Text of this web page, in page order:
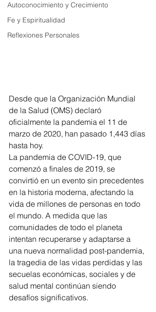
Autoconocimiento y Crecimiento
Fe y Espiritualidad
Reflexiones Personales
Desde que la Organización Mundial
de la Salud (OMS) declaró
oficialmente la pandemia el 11 de
marzo de 2020, han pasado 1,443 días
hasta hoy. ​
La pandemia de COVID-19, que
comenzó a finales de 2019, se
convirtió en un evento sin precedentes
en la historia moderna, afectando la
vida de millones de personas en todo
el mundo. A medida que las
comunidades de todo el planeta
intentan recuperarse y adaptarse a
una nueva normalidad post-pandemia,
la tragedia de las vidas perdidas y las
secuelas económicas, sociales y de
salud mental continúan siendo
desafíos significativos.